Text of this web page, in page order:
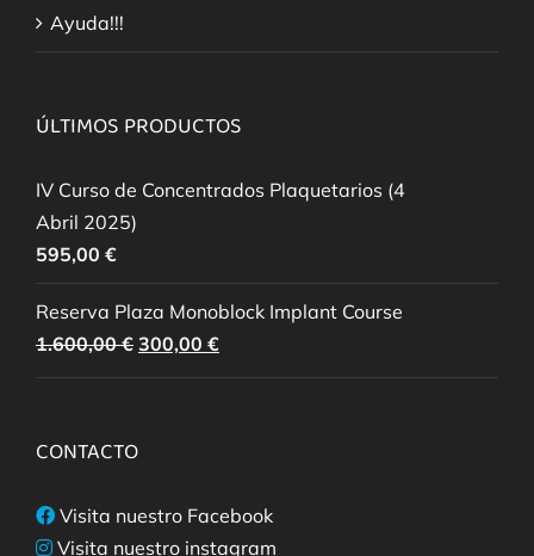
Ayuda!!!
ÚLTIMOS PRODUCTOS
IV Curso de Concentrados Plaquetarios (4
Abril 2025)
595,00 €
Reserva Plaza Monoblock Implant Course
1.600,00€ El
precio
300,00 €
precio
CONTACTO
Visita nuestro Facebook
Visita nuestro instagram